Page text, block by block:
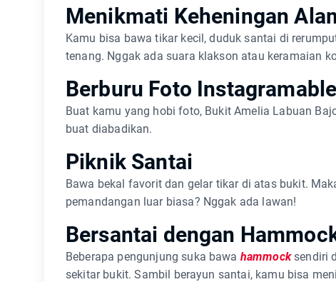
Menikmati Keheningan
Kamu bisa bawa tikar kecil, duduk santai di
tenang. Nggak ada suara klakson atau keramaian
Berburu Foto Instagramable
Buat kamu yang hobi foto, Bukit Amelia Labuan
buat diabadikan.
Piknik Santai
Bawa bekal favorit dan gelar tikar di atas bukit.
pemandangan luar biasa? Nggak ada lawan!
Bersantai dengan
Beberapa pengunjung suka bawa hammocksendiri
sekitar bukit. Sambil berayun santai, kamu bisa